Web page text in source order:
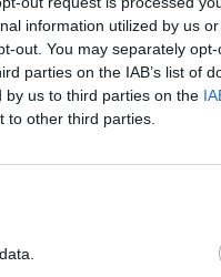
information utilized by us
out. You may separately
parties on the IAB’s list of
by us to third parties on the
to other third parties.
έχουν
και ως εκ
Όμηρος
τι φόρος θα
χρειαστεί